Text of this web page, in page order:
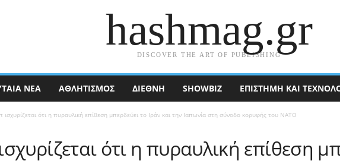
hashmag.gr
DISCOVER THE ART OF PUBLISHING
ΝΈΑ ΑΘΛΗΤΙΣΜΟΣ ΔΙΕΘΝΉ SHOWBIZ ΕΠΙΣΤΉΜΗ ΚΑΙ
ισχυρίζεται ότι η πυραυλική επίθεση μπερδεύει το Ιράν και την Ιαπωνία στη σύνοδο κορυφής του ΝΑΤΟ
ότι η πυραυλική επίθεση